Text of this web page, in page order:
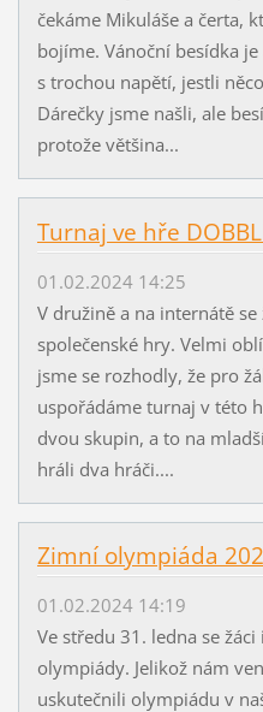
čekáme Mikuláše a čerta,
bojíme. Vánoční besídka
s trochou napětí, jestli
Dárečky jsme našli, ale
protože většina...
Turnaj ve hře
01.02.2024 14:25
V družině a na internátě
společenské hry. Velmi
jsme se rozhodly, že pro
uspořádáme turnaj v této
dvou skupin, a to na
hráli dva hráči....
Zimní olympiáda
01.02.2024 14:19
Ve středu 31. ledna se
olympiády. Jelikož nám
uskutečnili olympiádu v